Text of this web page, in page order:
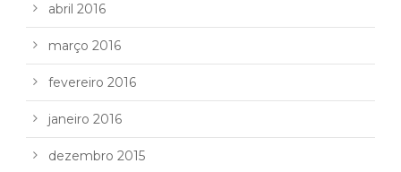
abril 2016
março 2016
fevereiro 2016
janeiro 2016
dezembro 2015